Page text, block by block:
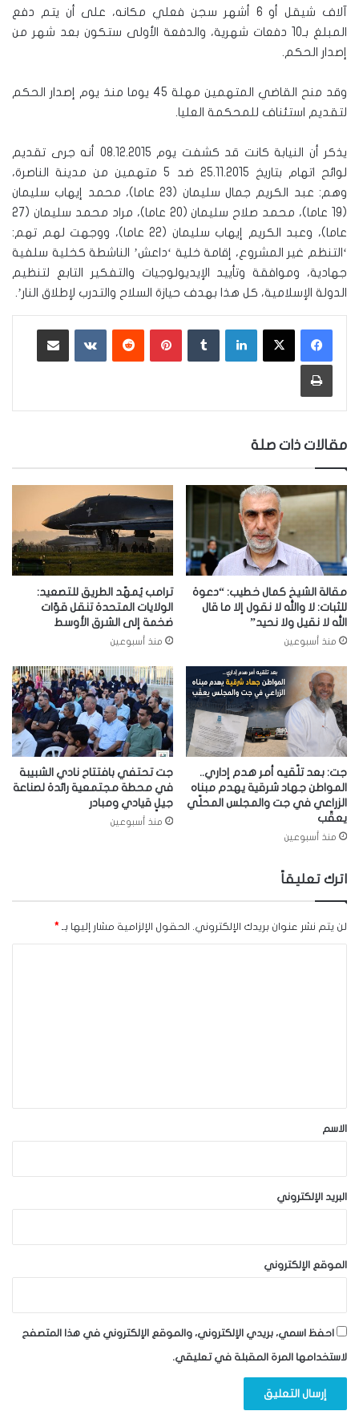
آلاف شيقل أو 6 أشهر سجن فعلي مكانه، على أن يتم دفع
المبلغ بـ10 دفعات شهرية، والدفعة الأولى ستكون بعد شهر من
إصدار الحكم.
وقد منح القاضي المتهمين مهلة 45 يوما منذ يوم إصدار الحكم
لتقديم استئناف للمحكمة العليا.
يذكر أن النيابة كانت قد كشفت يوم 08.12.2015 أنه جرى تقديم
لوائح اتهام بتاريخ 25.11.2015 ضد 5 متهمين من مدينة الناصرة،
وهم: عبد الكريم جمال سليمان (23 عاما)، محمد إيهاب سليمان
(19 عاما)، محمد صلاح سليمان (20 عاما)، مراد محمد سليمان (27
عاما)، وعبد الكريم إيهاب سليمان (22 عاما)، ووجهت لهم تهم:
‘التنظم غير المشروع، إقامة خلية ‘داعش’ الناشطة كخلية سلفية
جهادية، وموافقة وتأييد الإيديولوجيات والتفكير التابع لتنظيم
الدولة الإسلامية، كل هذا بهدف حيازة السلاح والتدرب لإطلاق النار’.
لينكدإن بينتيريست ‏VKontakte
طباعة
مقالات ذات صلة
مقالة الشيخ كمال خطيب: “دعوة
للثبات: لا والله لا نقول إلا ما قال
الله لا نقيل ولا نحيد”
منذ أسبوعين
ترامب يُمهّد الطريق للتصعيد:
الولايات المتحدة تنقل قوّات
ضخمة إلى الشرق الأوسط
منذ أسبوعين
جت: بعد تلّقيه أمر هدم إداري..
المواطن جهاد شرقية يهدم مبناه
الزراعي في جت والمجلس المحلّي
يعقّب
منذ أسبوعين
جت تحتفي بافتتاح نادي الشبيبة
في محطة مجتمعية رائدة لصناعة
جيلٍ قيادي ومبادر
منذ أسبوعين
اترك تعليقاً
لن يتم نشر عنوان بريدك الإلكتروني. الحقول الإلزامية مشار إليها بـ *
*الاسم
البريد الإلكتروني
الموقع الإلكتروني
احفظ اسمي، بريدي الإلكتروني، والموقع الإلكتروني في هذا المتصفح
لاستخدامها المرة المقبلة في تعليقي.